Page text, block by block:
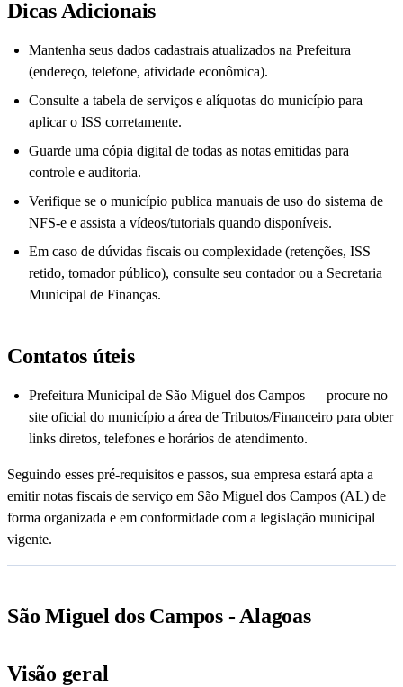
Dicas Adicionais
Mantenha seus dados cadastrais atualizados na Prefeitura
(endereço, telefone, atividade econômica).
Consulte a tabela de serviços e alíquotas do município para
aplicar o ISS corretamente.
Guarde uma cópia digital de todas as notas emitidas para
controle e auditoria.
Verifique se o município publica manuais de uso do sistema de
NFS-e e assista a vídeos/tutorials quando disponíveis.
Em caso de dúvidas fiscais ou complexidade (retenções, ISS
retido, tomador público), consulte seu contador ou a Secretaria
Municipal de Finanças.
Contatos úteis
Prefeitura Municipal de São Miguel dos Campos — procure no
site oficial do município a área de Tributos/Financeiro para obter
links diretos, telefones e horários de atendimento.
Seguindo esses pré-requisitos e passos, sua empresa estará apta a
emitir notas fiscais de serviço em São Miguel dos Campos (AL) de
forma organizada e em conformidade com a legislação municipal
vigente.
São Miguel dos Campos - Alagoas
Visão geral